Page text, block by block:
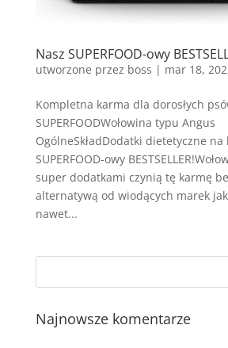
Nasz SUPERFOOD-owy
utworzone przez boss | mar 18,
Kompletna karma dla dorosłych
SUPERFOODWołowina typu Angus
OgólneSkładDodatki dietetyczne na
SUPERFOOD-owy
super dodatkami czynią tę karmę
alternatywą od wiodących marek
nawet...
Najnowsze komentarze